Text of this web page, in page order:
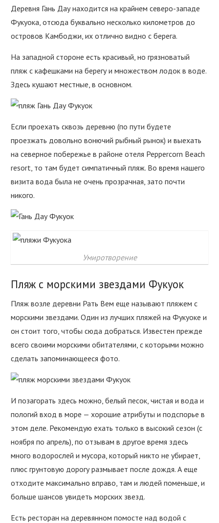
Деревня Гань Дау находится на крайнем северо-западе
Фукуока, отсюда буквально несколько километров до
островов Камбоджи, их отлично видно с берега.
На западной стороне есть красивый, но грязноватый
пляж с кафешками на берегу и множеством лодок в воде.
Здесь кушают местные, в основном.
Если проехать сквозь деревню (по пути будете
проезжать довольно вонючий рыбный рынок) и выехать
на северное побережье в районе отеля Peppercorn Beach
resort, то там будет симпатичный пляж. Во время нашего
визита вода была не очень прозрачная, зато почти
никого.
Умиротворение
Пляж с морскими звездами Фукуок
Пляж возле деревни Рать Вем еще называют пляжем с
морскими звездами. Один из лучших пляжей на Фукуоке и
он стоит того, чтобы сюда добраться. Известен прежде
всего своими морскими обитателями, с которыми можно
сделать запоминающееся фото.
И позагорать здесь можно, белый песок, чистая и вода и
пологий вход в море — хорошие атрибуты и подспорье в
этом деле. Рекомендую ехать только в высокий сезон (с
ноября по апрель), по отзывам в другое время здесь
много водорослей и мусора, который никто не убирает,
плюс грунтовую дорогу размывает после дождя. А еще
отходите максимально вправо, там и людей поменьше, и
больше шансов увидеть морских звезд.
Есть ресторан на деревянном помосте над водой с